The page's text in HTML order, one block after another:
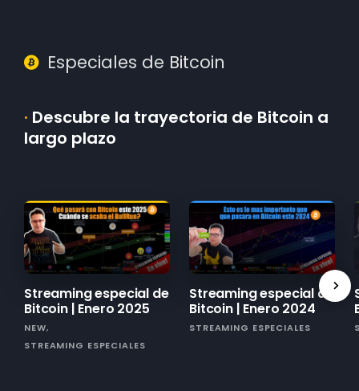
Especiales de Bitcoin
· Descubre la trayectoria de Bitcoin a
largo plazo
Streaming especial de
Bitcoin | Enero 2025
NEW
STREAMING ESPECIALES
Streaming especial de
Bitcoin | Enero 2024
STREAMING ESPECIALES